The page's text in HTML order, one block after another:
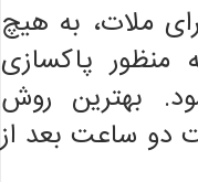
ملات، به هیچ
پاکسازی
بهترین روش
دو ساعت بعد از